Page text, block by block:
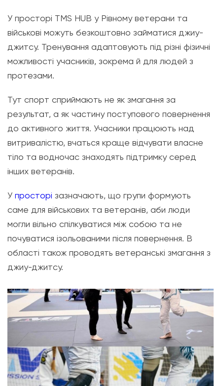
У просторі TMS HUB у Рівному ветерани та
військові можуть безкоштовно займатися джиу-
джитсу. Тренування адаптовують під різні фізичні
можливості учасників, зокрема й для людей з
протезами.
Тут спорт сприймають не як змагання за
результат, а як частину поступового повернення
до активного життя. Учасники працюють над
витривалістю, вчаться краще відчувати власне
тіло та водночас знаходять підтримку серед
інших ветеранів.
У просторі зазначають, що групи формують
саме для військових та ветеранів, аби люди
могли вільно спілкуватися між собою та не
почуватися ізольованими після повернення. В
області також проводять ветеранські змагання з
джиу-джитсу.